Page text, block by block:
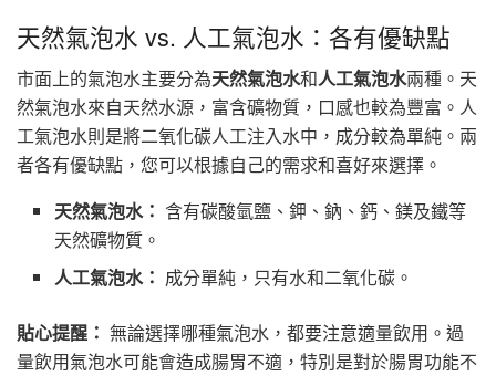
天然氣泡水 vs. 人工氣泡水：各有優缺點
市面上的氣泡水主要分為天然氣泡水和人工氣泡水兩種。天
然氣泡水來自天然水源，富含礦物質，口感也較為豐富。人
工氣泡水則是將二氧化碳人工注入水中，成分較為單純。兩
者各有優缺點，您可以根據自己的需求和喜好來選擇。
天然氣泡水： 含有碳酸氫鹽、鉀、鈉、鈣、鎂及鐵等
天然礦物質。
人工氣泡水： 成分單純，只有水和二氧化碳。
貼心提醒： 無論選擇哪種氣泡水，都要注意適量飲用。過
量飲用氣泡水可能會造成腸胃不適，特別是對於腸胃功能不